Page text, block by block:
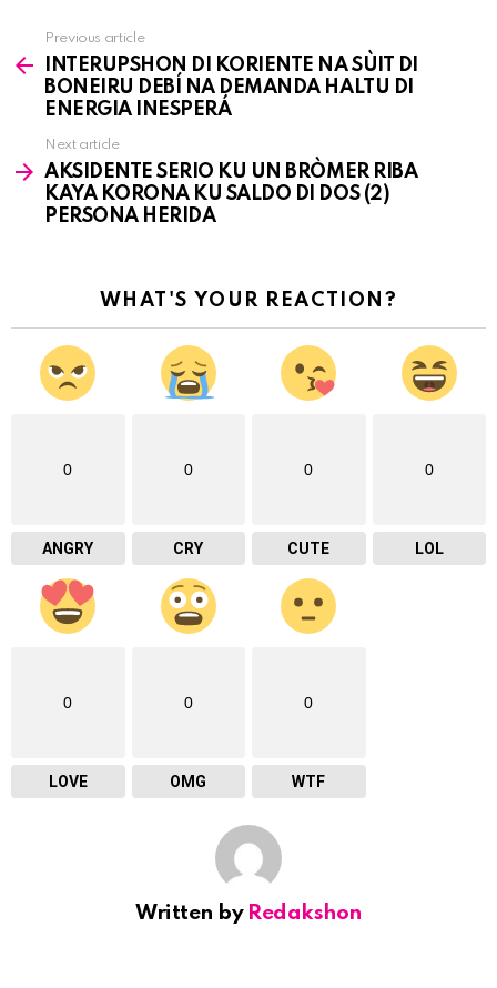
more
Previous article
INTERUPSHON DI KORIENTE NA SÙIT DI
BONEIRU DEBÍ NA DEMANDA HALTU DI
ENERGIA INESPERÁ
Next article
AKSIDENTE SERIO KU UN BRÒMER RIBA
KAYA KORONA KU SALDO DI DOS (2)
PERSONA HERIDA
WHAT'S YOUR REACTION?
0
ANGRY
0
CRY
0
CUTE
0
LOL
0
LOVE
0
OMG
0
WTF
Written by Redakshon